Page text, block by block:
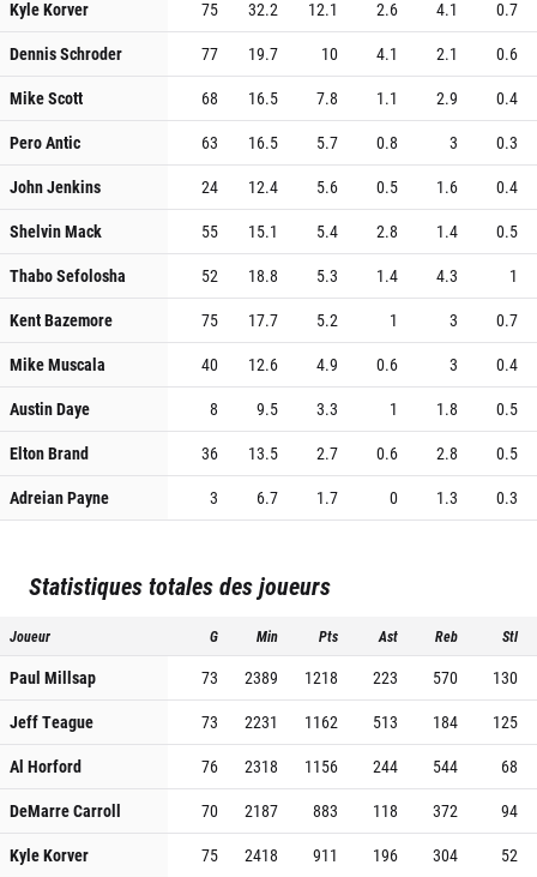
Kyle Korver
75 32.2 12.1 2.6 4.1
0.7
Dennis Schroder
77 19.7 10 4.1 2.1
0.6
Mike Scott
68 16.5 7.8 1.1 2.9
0.4
Pero Antic
63 16.5 5.7 0.8 3
0.3
John Jenkins
24 12.4 5.6 0.5 1.6
0.4
Shelvin Mack
55 15.1 5.4 2.8 1.4
0.5
Thabo Sefolosha
52 18.8 5.3 1.4 4.3
1
Kent Bazemore
75 17.7 5.2 1 3
0.7
Mike Muscala
40 12.6 4.9 0.6 3
0.4
Austin Daye
8 9.5 3.3 1 1.8
0.5
Elton Brand
36 13.5 2.7 0.6 2.8
0.5
Adreian Payne
3 6.7 1.7 0 1.3 0.3
Statistiques totales des joueurs
Joueur G Min Pts Ast Reb Stl
Paul Millsap 73 2389 1218 223 570
130
Jeff Teague
73 2231 1162 513 184
125
Al Horford
76 2318 1156 244 544
68
DeMarre Carroll
70 2187 883 118 372
94
Kyle Korver
75 2418 911 196 304
52